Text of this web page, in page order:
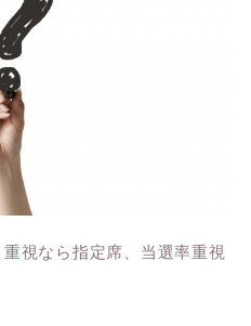
視なら指定席、当選率重視